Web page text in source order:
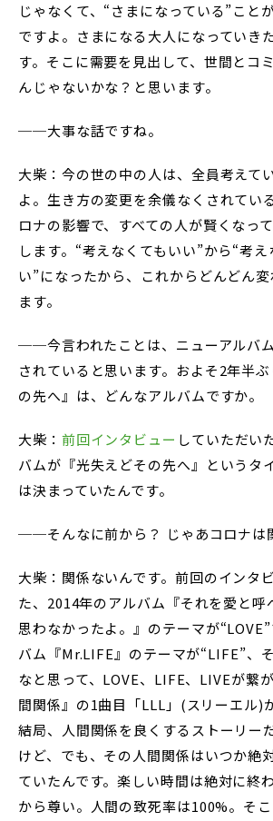
じゃなくて、“さまになっている”こと
ですよ。さまになる大人になっていき
す。そこに需要を見出して、世間とコ
んじゃないかな？と思います。
──大事な話ですね。
大柴：今の世の中の人は、全員考えて
よ。生き方の変更を余儀なくされてい
ロナの影響で、すべての人が賢くなっ
します。“考えなくてもいい”から“考
い”になったから、これからどんどん
ます。
──今言われたことは、ニューアルバ
されていると思います。およそ2年半
の先へ』は、どんなアルバムですか。
大柴： 前回インタビュー していただい
バムが『光失えどその先へ』というタ
は決まっていたんです。
──そんなに前から？ じゃあコロナは
大柴：関係ないんです。前回のインタ
た、2014年のアルバム『それを愛と呼
思わなかったよ。』のテーマが
バム『Mr.LIFE』のテーマが“LIFE”、
なと思って、LOVE、LIFE、LIVEが繋
間関係』の1曲目「LLL」(スリーエル)
結局、人間関係を良くするストーリー
けど、でも、その人間関係はいつか絶
ていたんです。楽しい時間は絶対に終
から尊い。人間の致死率は100%。そ